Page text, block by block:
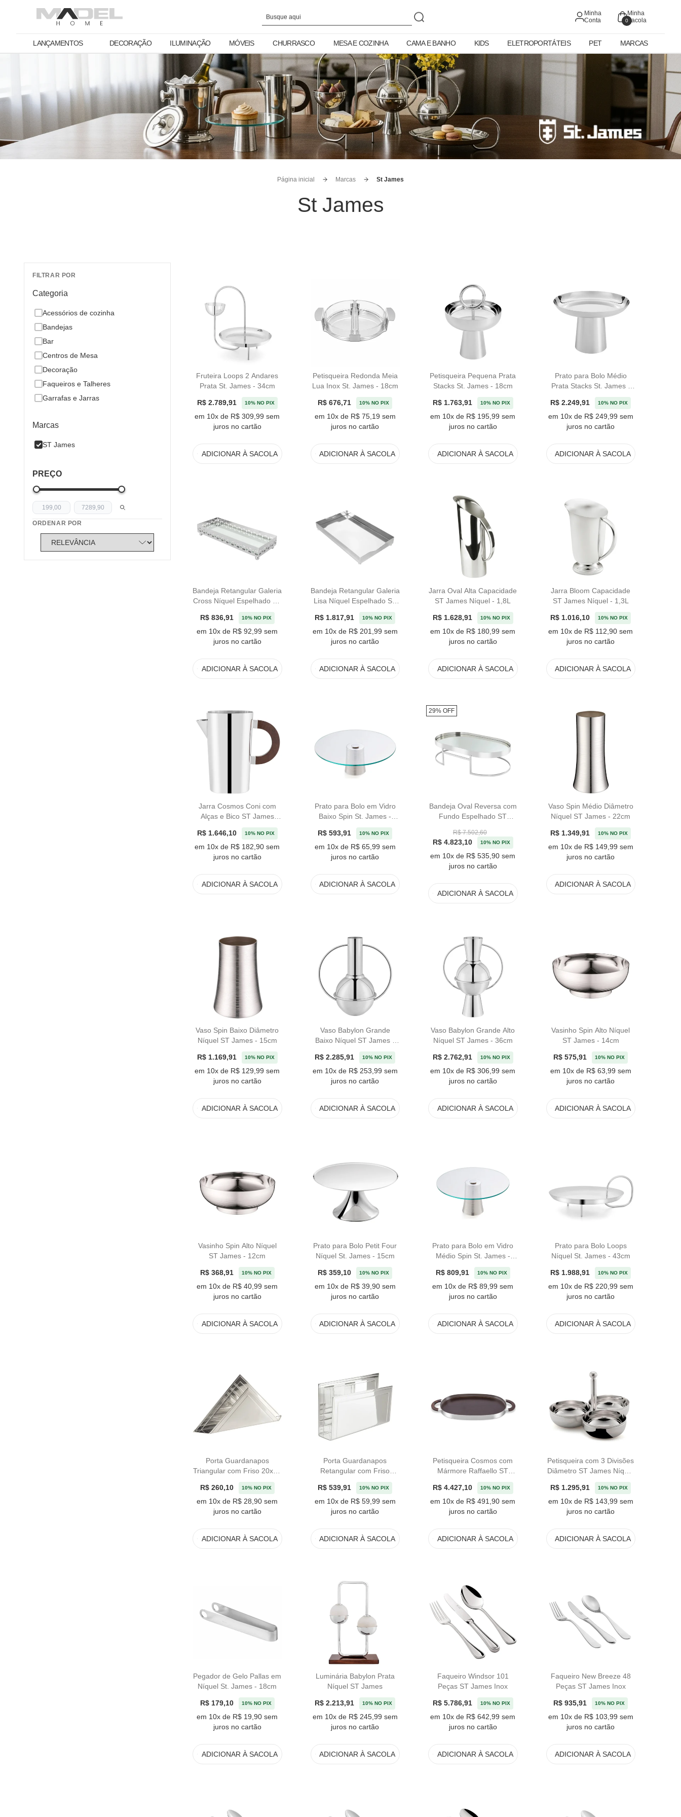
Minha
Conta
0
Minha
Sacola
LANÇAMENTOS DECORAÇÃO ILUMINAÇÃO MÓVEIS CHURRASCO MESA E COZINHA CAMA E BANHO KIDS ELETROPORTÁTEIS PET MARCAS
Página inicial Marcas St James
St James
FILTRAR POR
Categoria
Acessórios de cozinha
Bandejas
Bar
Centros de Mesa
Decoração
Faqueiros e Talheres
Garrafas e Jarras
Iluminação
Luminárias de Mesa
Mesa e Cozinha
Sale
Servir
St James
Utensílios de Preparo
Marcas
ST James
PREÇO
ORDENAR POR
Fruteira Loops 2 Andares
Prata St. James - 34cm
R$ 2.789,91 10% NO PIX
em 10x de R$ 309,99 sem
juros no cartão
ADICIONAR À SACOLA
Petisqueira Redonda Meia
Lua Inox St. James - 18cm
R$ 676,71 10% NO PIX
em 10x de R$ 75,19 sem
juros no cartão
ADICIONAR À SACOLA
Petisqueira Pequena Prata
Stacks St. James - 18cm
R$ 1.763,91 10% NO PIX
em 10x de R$ 195,99 sem
juros no cartão
ADICIONAR À SACOLA
Prato para Bolo Médio
Prata Stacks St. James -
26cm
R$ 2.249,91 10% NO PIX
em 10x de R$ 249,99 sem
juros no cartão
ADICIONAR À SACOLA
Bandeja Retangular Galeria
Cross Níquel Espelhado St.
James - 27cm
R$ 836,91 10% NO PIX
em 10x de R$ 92,99 sem
juros no cartão
ADICIONAR À SACOLA
Bandeja Retangular Galeria
Lisa Níquel Espelhado St.
James - 67cm
R$ 1.817,91 10% NO PIX
em 10x de R$ 201,99 sem
juros no cartão
ADICIONAR À SACOLA
Jarra Oval Alta Capacidade
ST James Níquel - 1,8L
R$ 1.628,91 10% NO PIX
em 10x de R$ 180,99 sem
juros no cartão
ADICIONAR À SACOLA
Jarra Bloom Capacidade
ST James Níquel - 1,3L
R$ 1.016,10 10% NO PIX
em 10x de R$ 112,90 sem
juros no cartão
ADICIONAR À SACOLA
Jarra Cosmos Coni com
Alças e Bico ST James
Níquel - 1,6L
R$ 1.646,10 10% NO PIX
em 10x de R$ 182,90 sem
juros no cartão
ADICIONAR À SACOLA
Prato para Bolo em Vidro
Baixo Spin St. James -
35cm
R$ 593,91 10% NO PIX
em 10x de R$ 65,99 sem
juros no cartão
ADICIONAR À SACOLA
Bandeja Oval Reversa com
Fundo Espelhado ST
R$ 7.502,60
R$ 4.823,10 10% NO PIX
em 10x de R$ 535,90 sem
juros no cartão
29% OFF
ADICIONAR À SACOLA
Vaso Spin Médio Diâmetro
Níquel ST James - 22cm
R$ 1.349,91 10% NO PIX
em 10x de R$ 149,99 sem
juros no cartão
ADICIONAR À SACOLA
Vaso Spin Baixo Diâmetro
Níquel ST James - 15cm
R$ 1.169,91 10% NO PIX
em 10x de R$ 129,99 sem
juros no cartão
ADICIONAR À SACOLA
Vaso Babylon Grande
Baixo Níquel ST James -
30cm
R$ 2.285,91 10% NO PIX
em 10x de R$ 253,99 sem
juros no cartão
ADICIONAR À SACOLA
Vaso Babylon Grande Alto
Níquel ST James - 36cm
R$ 2.762,91 10% NO PIX
em 10x de R$ 306,99 sem
juros no cartão
ADICIONAR À SACOLA
Vasinho Spin Alto Níquel
ST James - 14cm
R$ 575,91 10% NO PIX
em 10x de R$ 63,99 sem
juros no cartão
ADICIONAR À SACOLA
Vasinho Spin Alto Níquel
ST James - 12cm
R$ 368,91 10% NO PIX
em 10x de R$ 40,99 sem
juros no cartão
ADICIONAR À SACOLA
Prato para Bolo Petit Four
Níquel St. James - 15cm
R$ 359,10 10% NO PIX
em 10x de R$ 39,90 sem
juros no cartão
ADICIONAR À SACOLA
Prato para Bolo em Vidro
Médio Spin St. James -
35cm
R$ 809,91 10% NO PIX
em 10x de R$ 89,99 sem
juros no cartão
ADICIONAR À SACOLA
Prato para Bolo Loops
Níquel St. James - 43cm
R$ 1.988,91 10% NO PIX
em 10x de R$ 220,99 sem
juros no cartão
ADICIONAR À SACOLA
Porta Guardanapos
Triangular com Friso 20x10
cm ST James Níquel
R$ 260,10 10% NO PIX
em 10x de R$ 28,90 sem
juros no cartão
ADICIONAR À SACOLA
Porta Guardanapos
Retangular com Friso
Níquel St. James - 15cm
R$ 539,91 10% NO PIX
em 10x de R$ 59,99 sem
juros no cartão
ADICIONAR À SACOLA
Petisqueira Cosmos com
Mármore Raffaello ST
James Níquel
R$ 4.427,10 10% NO PIX
em 10x de R$ 491,90 sem
juros no cartão
ADICIONAR À SACOLA
Petisqueira com 3 Divisões
Diâmetro ST James Níquel
- 23cm
R$ 1.295,91 10% NO PIX
em 10x de R$ 143,99 sem
juros no cartão
ADICIONAR À SACOLA
Pegador de Gelo Pallas em
Níquel St. James - 18cm
R$ 179,10 10% NO PIX
em 10x de R$ 19,90 sem
juros no cartão
ADICIONAR À SACOLA
Luminária Babylon Prata
Níquel ST James
R$ 2.213,91 10% NO PIX
em 10x de R$ 245,99 sem
juros no cartão
ADICIONAR À SACOLA
Faqueiro Windsor 101
Peças ST James Inox
R$ 5.786,91 10% NO PIX
em 10x de R$ 642,99 sem
juros no cartão
ADICIONAR À SACOLA
Faqueiro New Breeze 48
Peças ST James Inox
R$ 935,91 10% NO PIX
em 10x de R$ 103,99 sem
juros no cartão
ADICIONAR À SACOLA